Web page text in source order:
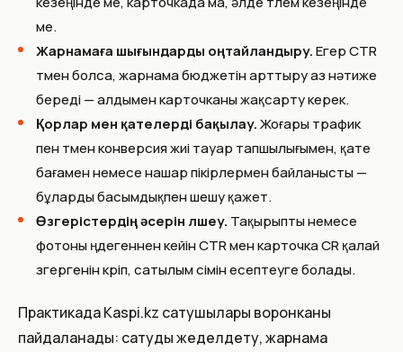
ме.
Жарнамаға шығындарды оңтайландыру.Егер CTR
төмен болса, жарнама бюджетін арттыру аз нәтиже
береді — алдымен карточканы жақсарту керек.
Қорлар мен қателерді бақылау.Жоғары трафик
пен төмен конверсия жиі тауар тапшылығымен, қате
бағамен немесе нашар пікірлермен байланысты —
бұларды басымдықпен шешу қажет.
Өзгерістердің әсерін өлшеу. Тақырыпты немесе
фотоны өңдегеннен кейін CTR мен карточка CR қалай
өзгергенін көріп, сатылым өсімін есептеуге болады.
Практикада Kaspi.kz сатушылары воронканы
пайдаланады: сатуды жеделдету, жарнама